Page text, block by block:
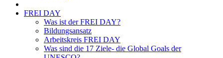
FREI DAY
Was ist der FREI DAY?
Bildungsansatz
Arbeitskreis FREI DAY
Was sind die 17 Ziele- die Global Goals der